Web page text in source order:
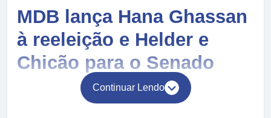
MDB lança Hana Ghassan
à reeleição e Helder e
Chicão para o Senado
Continuar Lendo